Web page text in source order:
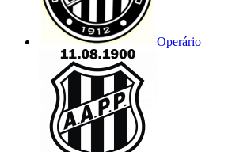
Operário